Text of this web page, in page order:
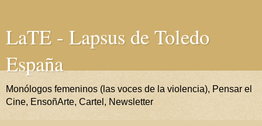
LaTE - Lapsus de Toledo
España
Monólogos femeninos (las voces de la violencia), Pensar el
Cine, EnsoñArte, Cartel, Newsletter